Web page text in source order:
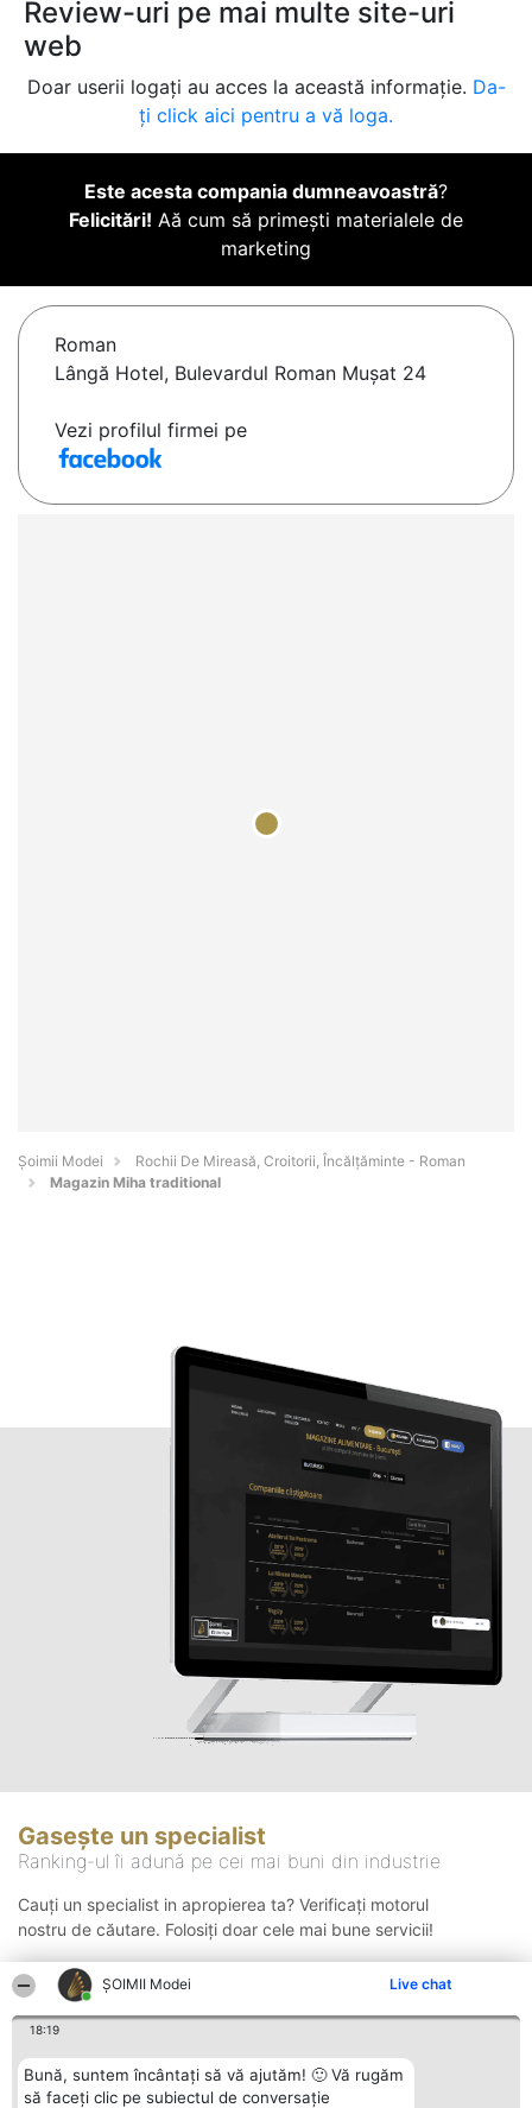
ȘOIMII Modei Live chat
18:19
Bună, suntem încântați să vă ajutăm! 🙂 Vă rugăm
să faceți clic pe subiectul de conversație
Review-uri pe mai multe site-uri
web
Doar userii logați au acces la această informație. Da-
ți click aici pentru a vă loga.
Este acesta compania dumneavoastră?
Felicitări! Aă cum să primești materialele de
marketing
Roman
Lângă Hotel, Bulevardul Roman Mușat 24
Vezi profilul firmei pe
Șoimii Modei
Rochii De Mireasă, Croitorii, Încălțăminte - Roman
Magazin Miha traditional
Gasește un specialist
Ranking-ul îi adună pe cei mai buni din industrie
Cauți un specialist in apropierea ta? Verificați motorul
nostru de căutare. Folosiți doar cele mai bune servicii!